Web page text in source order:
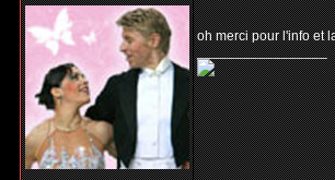
oh merci pour l'info et
_________________